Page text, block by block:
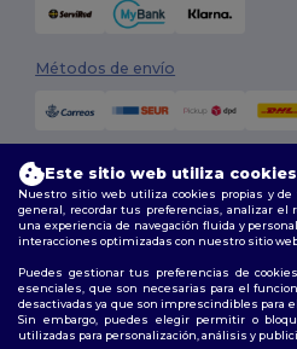
Métodos de envío
2026. Todos los derechos
Síguenos
Este sitio web utiliza cookies
Nuestro sitio web utiliza cookies propias y de
general, recordar tus preferencias, analizar
una experiencia de navegación fluida y
interacciones optimizadas con nuestro sitio web
Puedes gestionar tus preferencias de
esenciales, que son necesarias para el
desactivadas ya que son imprescindibles para
Sin embargo, puedes elegir permitir o
utilizadas para personalización, análisis y